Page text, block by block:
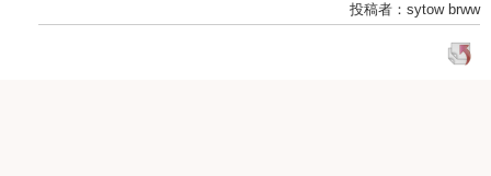
投稿者：sytow brww